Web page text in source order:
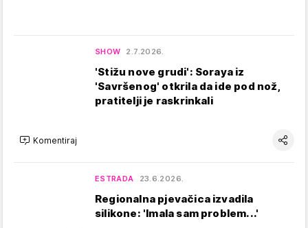
SHOW 2.7.2026.
'Stižu nove grudi': Soraya iz
'Savršenog' otkrila da ide pod nož,
pratitelji je raskrinkali
Komentiraj
ESTRADA 23.6.2026.
Regionalna pjevačica izvadila
silikone: 'Imala sam problem...'